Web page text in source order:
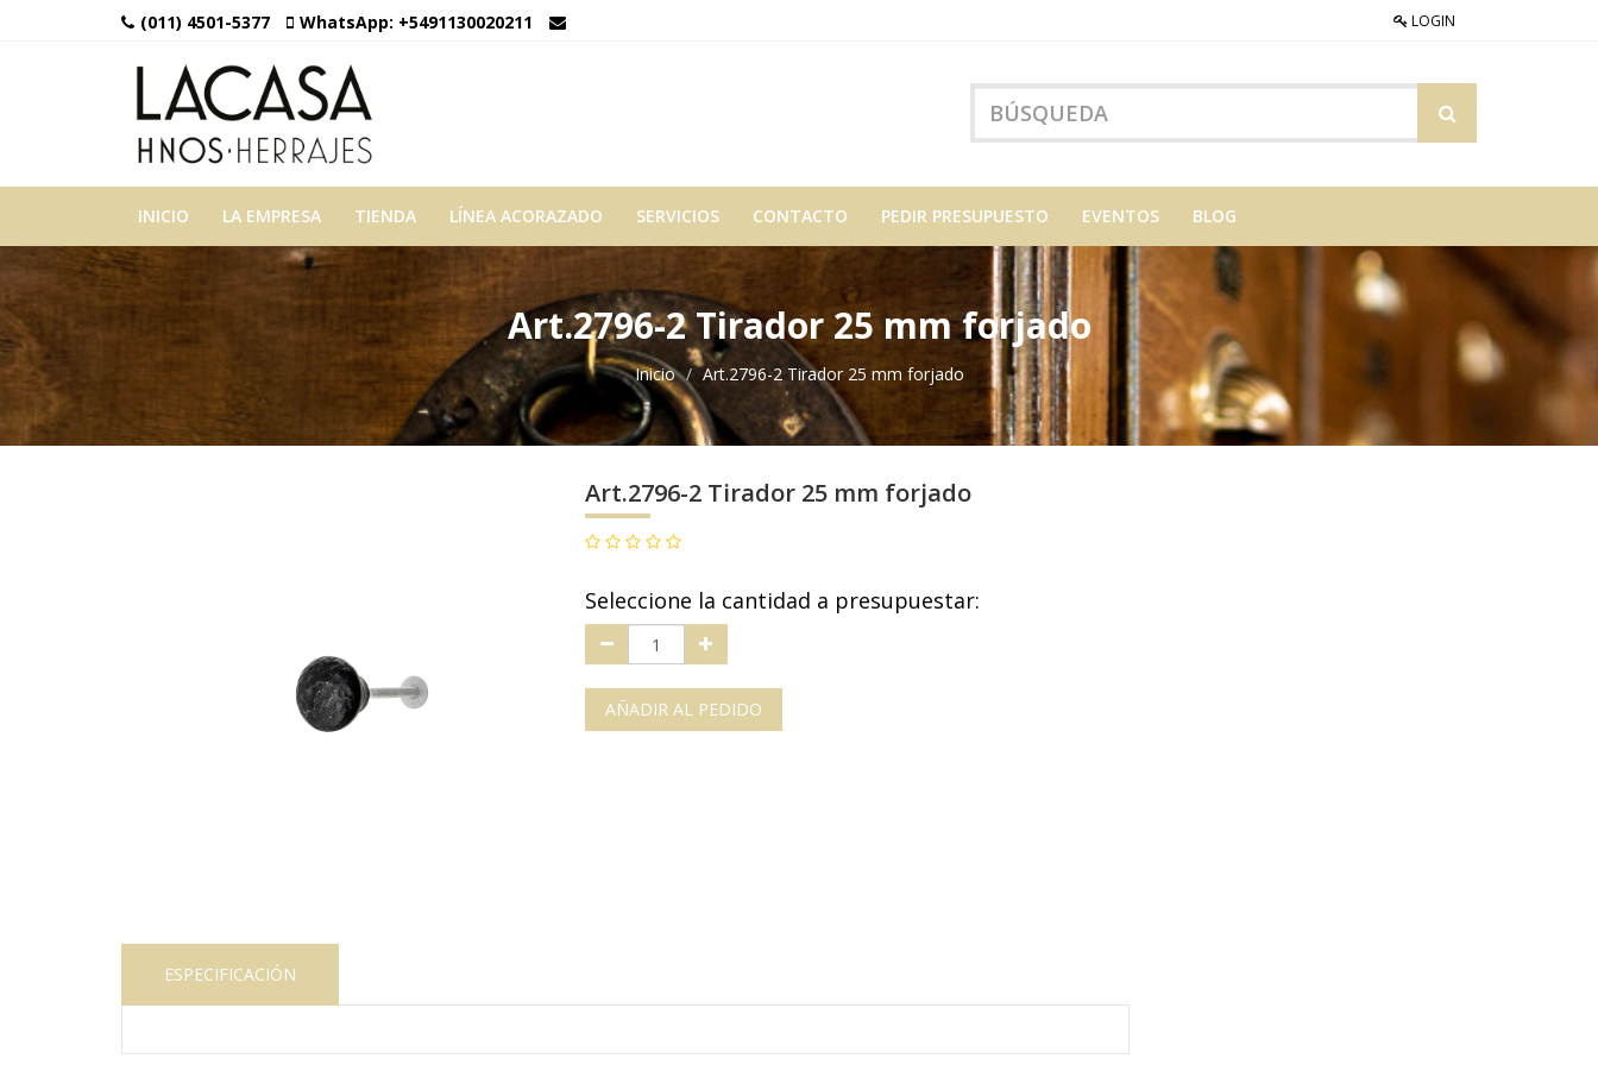
(011) 4501-5377 WhatsApp: +5491130020211 LOGIN
INICIO LA EMPRESA TIENDA LÍNEA ACORAZADO SERVICIOS CONTACTO PEDIR PRESUPUESTO EVENTOS BLOG
Art.2796-2 Tirador 25 mm forjado
Inicio Art.2796-2 Tirador 25 mm forjado
Art.2796-2 Tirador 25 mm forjado
Seleccione la cantidad a presupuestar:
AÑADIR AL PEDIDO
ESPECIFICACIÓN